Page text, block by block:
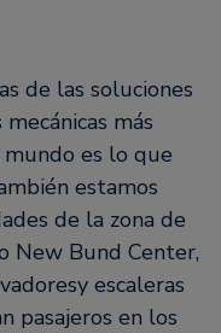
de las soluciones
más
mundo es lo que
estamos
de la zona de
New Bund Center,
escaleras
pasajeros en los